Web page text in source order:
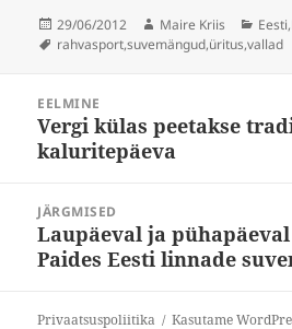
Postitatud
29/06/2012 Autor
Maire Kriis Eesti,
Sildid
rahvasport,suvemängud,üritus,vallad
EELMINE
Eelmine
postitus:
Vergi külas peetakse
kaluritepäeva
JÄRGMISED
Järgmine
postitus:
Laupäeval ja
Paides Eesti linnade
Privaatsuspoliitika Kasutame